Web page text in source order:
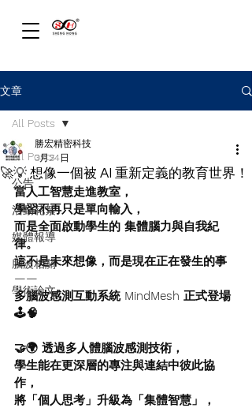
文章
All Posts
公告
活動花絮
媒體報導
腦波相關
學術論文
All Posts
🚀💡 想像一個被 AI 重新定義的教育世界！
勝宏精密科技
3月24日
當人工智慧走進教室，
學習不再只是單向輸入，
而是全面啟動學生的 集體腦力與自我紀
律。
這不是未來想像，而是現在正在發生的事
——
多腦波感測互動系統 MindMesh 正式登場
🕹️🧠
🤝🌍 透過多人體腦波感測技術，
學生能在更深層的專注與連結中彼此協
作，
將「個人思考」升級為「集體智慧」，